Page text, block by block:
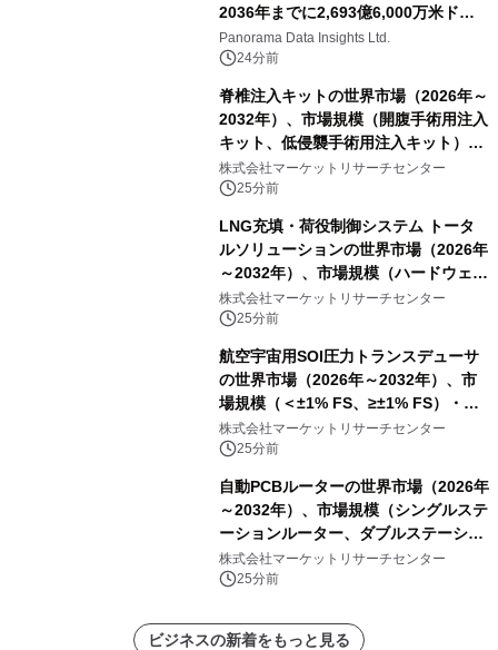
2036年までに2,693億6,000万米ドル
に達すると予測されており、予測期間
（2026年～2036年）
Panorama Data Insights Ltd.
24分前
脊椎注入キットの世界市場（2026年～
2032年）、市場規模（開腹手術用注入
キット、低侵襲手術用注入キット）・
分析レポートを発表
株式会社マーケットリサーチセンター
25分前
LNG充填・荷役制御システム トータ
ルソリューションの世界市場（2026年
～2032年）、市場規模（ハードウェ
ア、ソフトウェア、サービス）・分析
レポートを発表
株式会社マーケットリサーチセンター
25分前
航空宇宙用SOI圧力トランスデューサ
の世界市場（2026年～2032年）、市
場規模（＜±1% FS、≥±1% FS）・分
析レポートを発表
株式会社マーケットリサーチセンター
25分前
自動PCBルーターの世界市場（2026年
～2032年）、市場規模（シングルステ
ーションルーター、ダブルステーショ
ンルーター）・分析レポートを発表
株式会社マーケットリサーチセンター
25分前
ビジネスの新着をもっと見る